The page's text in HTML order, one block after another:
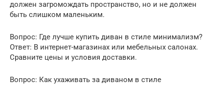
должен загромождать пространство, но и не должен
быть слишком маленьким.
Вопрос: Где лучше купить диван в стиле минимализм?
Ответ: В интернет-магазинах или мебельных салонах.
Сравните цены и условия доставки.
Вопрос: Как ухаживать за диваном в стиле